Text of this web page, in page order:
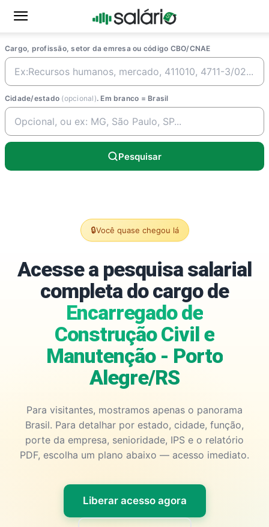
Cargo, profissão, setor da emresa ou código CBO/CNAE
Cidade/estado (opcional). Em branco = Brasil
Pesquisar
🔒Você quase chegou lá
Acesse a pesquisa salarial
completa do cargo de
Encarregado de
Construção Civil e
Manutenção - Porto
Alegre/RS
Para visitantes, mostramos apenas o panorama
Brasil. Para detalhar por estado, cidade, função,
porte da empresa, senioridade, IPS e o relatório
PDF, escolha um plano abaixo — acesso imediato.
Liberar acesso agora